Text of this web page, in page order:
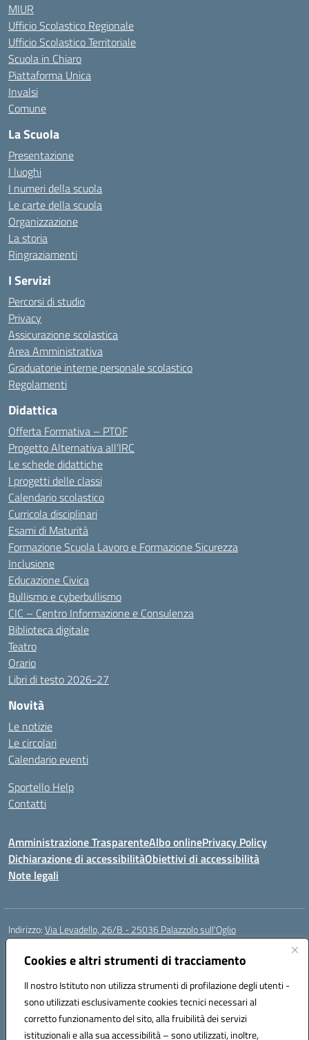
Cookies e altri strumenti di tracciamento
Il nostro Istituto non utilizza strumenti di profilazione degli utenti -
sono utilizzati esclusivamente cookies tecnici necessari al
corretto funzionamento del sito, alla fruibilità dei servizi
istituzionali e alla sua accessibilità – sono utilizzati, inoltre,
MIUR
Ufficio Scolastico Regionale
Ufficio Scolastico Territoriale
Scuola in Chiaro
Piattaforma Unica
Invalsi
Comune
La Scuola
Presentazione
I luoghi
I numeri della scuola
Le carte della scuola
Organizzazione
La storia
Ringraziamenti
I Servizi
Percorsi di studio
Privacy
Assicurazione scolastica
Area Amministrativa
Graduatorie interne personale scolastico
Regolamenti
Didattica
Offerta Formativa – PTOF
Progetto Alternativa all’IRC
Le schede didattiche
I progetti delle classi
Calendario scolastico
Curricola disciplinari
Esami di Maturità
Formazione Scuola Lavoro e Formazione Sicurezza
Inclusione
Educazione Civica
Bullismo e cyberbullismo
CIC – Centro Informazione e Consulenza
Biblioteca digitale
Teatro
Orario
Libri di testo 2026-27
Novità
Le notizie
Le circolari
Calendario eventi
Sportello Help
Contatti
Amministrazione TrasparenteAlbo onlinePrivacy Policy
Dichiarazione di accessibilitàObiettivi di accessibilità
Note legali
Indirizzo:Via Levadello, 26/B - 25036 Palazzolo sull'Oglio
Centralino:
Posta elettronica certificata (PEC):bsis01800p@pec.istruzione.it
Codice fiscale: 91011920179
Codice meccanografico:BSIS01800P
Codice Indice delle Pubbliche Amministrazioni (IPA): istsc_bsis01800p
Codice unico di fatturazione (CUF): UFLUYU